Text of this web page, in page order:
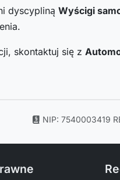
dyscypliną Wyścigi
skontaktuj się z
NIP: 7540003419